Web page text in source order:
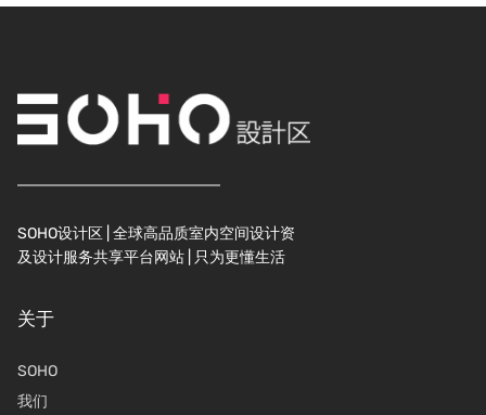
SOHO设计区 | 全球高品质室内空间设计资
及设计服务共享平台网站 | 只为更懂生活
关于
SOHO
我们